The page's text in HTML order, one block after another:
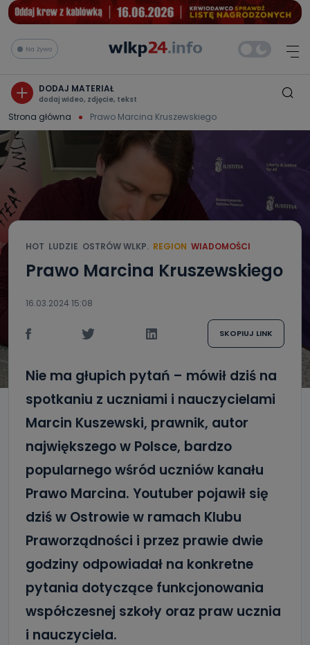
Na żywo
DODAJ MATERIAŁ
dodaj wideo, zdjęcie, tekst
Strona główna Prawo Marcina Kruszewskiego
HOT LUDZIE OSTRÓW WLKP. REGION WIADOMOŚCI
Prawo Marcina Kruszewskiego
16.03.2024 15:08
SKOPIUJ LINK
Nie ma głupich pytań – mówił dziś na
spotkaniu z uczniami i nauczycielami
Marcin Kuszewski, prawnik, autor
największego w Polsce, bardzo
popularnego wśród uczniów kanału
Prawo Marcina. Youtuber pojawił się
dziś w Ostrowie w ramach Klubu
Praworządności i przez prawie dwie
godziny odpowiadał na konkretne
pytania dotyczące funkcjonowania
współczesnej szkoły oraz praw ucznia
i nauczyciela.